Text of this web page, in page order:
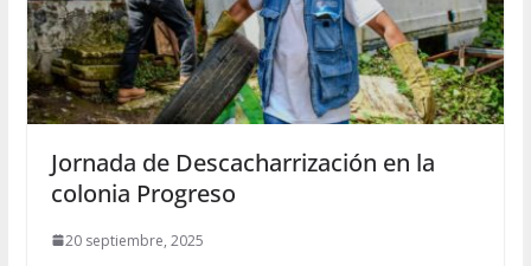
Jornada de Descacharrización en la
colonia Progreso
20 septiembre, 2025